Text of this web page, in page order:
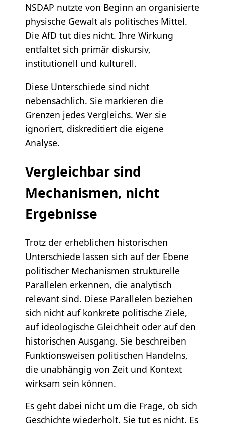
NSDAP nutzte von Beginn an organisierte
physische Gewalt als politisches Mittel.
Die AfD tut dies nicht. Ihre Wirkung
entfaltet sich primär diskursiv,
institutionell und kulturell.
Diese Unterschiede sind nicht
nebensächlich. Sie markieren die
Grenzen jedes Vergleichs. Wer sie
ignoriert, diskreditiert die eigene
Analyse.
Vergleichbar sind
Mechanismen, nicht
Ergebnisse
Trotz der erheblichen historischen
Unterschiede lassen sich auf der Ebene
politischer Mechanismen strukturelle
Parallelen erkennen, die analytisch
relevant sind. Diese Parallelen beziehen
sich nicht auf konkrete politische Ziele,
auf ideologische Gleichheit oder auf den
historischen Ausgang. Sie beschreiben
Funktionsweisen politischen Handelns,
die unabhängig von Zeit und Kontext
wirksam sein können.
Es geht dabei nicht um die Frage, ob sich
Geschichte wiederholt. Sie tut es nicht. Es